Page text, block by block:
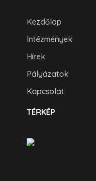
Kezdőlap
Intézmények
Hírek
Pályázatok
Kapcsolat
TÉRKÉP